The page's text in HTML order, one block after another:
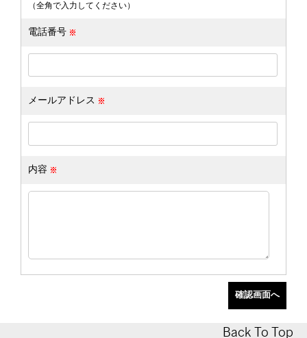
（全角で入力してください）
電話番号
メールアドレス
内容
Back To Top